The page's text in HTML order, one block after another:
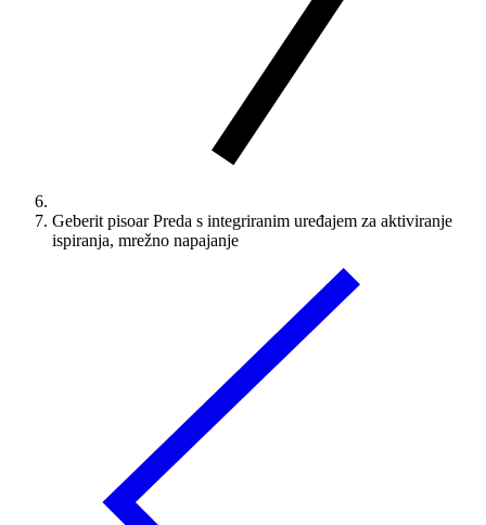
Geberit pisoar Preda s integriranim uređajem za aktiviranje
ispiranja, mrežno napajanje